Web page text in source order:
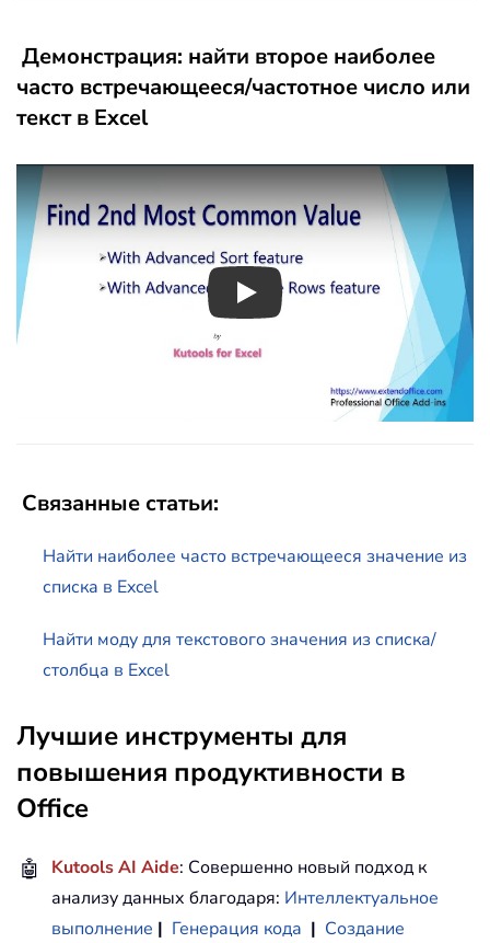
Демонстрация: найти второе наиболее
часто встречающееся/частотное число или
текст в Excel
Play
Связанные статьи:
Найти наиболее часто встречающееся значение из
списка в Excel
Найти моду для текстового значения из списка/
столбца в Excel
Лучшие инструменты для
повышения продуктивности в
Office
🤖 Kutools AI Aide: Совершенно новый подход к
анализу данных благодаря: Интеллектуальное
выполнение | Генерация кода | Создание